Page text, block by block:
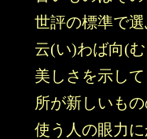
世評の標準で選
云(い)わば向(む
美しさを示して
所が新しいも
使う人の眼力に